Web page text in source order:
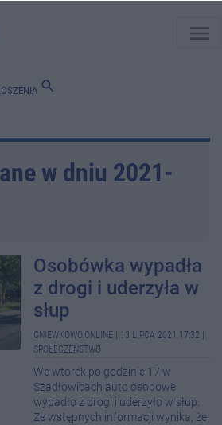
menu
search
w dniu 2021-
Osobówka wypadła
z drogi i uderzyła w
słup
GNIEWKOWO.ONLINE 13 LIPCA 2021 17:32
SPOŁECZEŃSTWO
We wtorek po godzinie 17 w
Szadłowicach auto osobowe
wypadło z drogi i uderzyło w słup.
Ze wstępnych informacji wynika, że